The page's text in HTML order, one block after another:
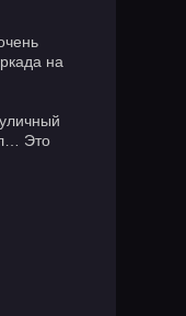
на
Это